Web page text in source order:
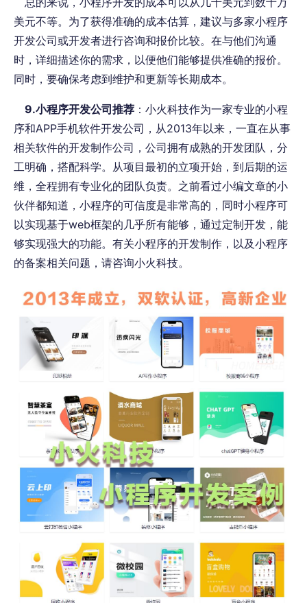
美元不等。为了获得准确的成本估算，建议与多家小程序
开发公司或开发者进行咨询和报价比较。在与他们沟通
时，详细描述你的需求，以便他们能够提供准确的报价。
同时，要确保考虑到维护和更新等长期成本。
9.小程序开发公司推荐 ：小火科技作为一家专业的小程
序和APP手机软件开发公司，从2013年以来，一直在从事
相关软件的开发制作公司，公司拥有成熟的开发团队，分
工明确，搭配科学。从项目最初的立项开始，到后期的运
维，全程拥有专业化的团队负责。之前看过小编文章的小
伙伴都知道，小程序的可信度是非常高的，同时小程序可
以实现基于web框架的几乎所有能够，通过定制开发，能
够实现强大的功能。有关小程序的开发制作，以及小程序
的备案相关问题，请咨询小火科技。